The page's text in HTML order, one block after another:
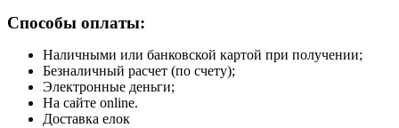
Способы оплаты:
Наличными или банковской картой при получении;
Безналичный расчет (по счету);
Электронные деньги;
На сайте online.
Доставка елок